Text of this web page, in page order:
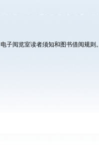
子阅览室读者须知和图书借阅规则。